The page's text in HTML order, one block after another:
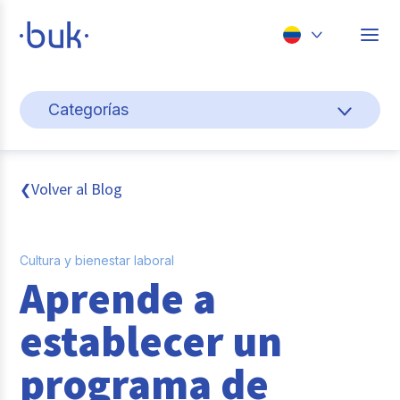
Perú
Categorías
Cultura y bienestar laboral
Gestión de personas
Pago de nómina
Buk
Transformación digital
Tendencias y Data
❮Volver al Blog
Cultura y bienestar laboral
Aprende a
establecer un
programa de